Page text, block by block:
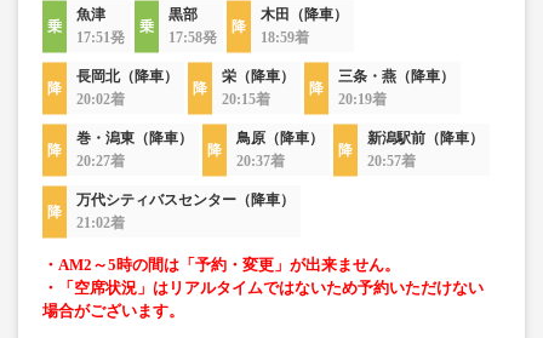
魚津
17:51発
黒部
17:58発
木田（降車）
18:59着
長岡北（降車）
20:02着
栄（降車）
20:15着
三条・燕（降車）
20:19着
巻・潟東（降車）
20:27着
鳥原（降車）
20:37着
新潟駅前（降車）
20:57着
万代シティバスセンター（降車）
21:02着
・AM2～5時の間は「予約・変更」が出来ません。
・「空席状況」はリアルタイムではないため予約いただけない
場合がございます。